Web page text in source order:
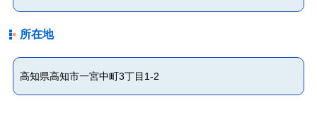
所在地
高知県高知市一宮中町3丁目1-2